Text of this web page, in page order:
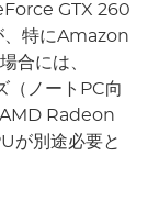
GTX 260
、特にAmazon
合には、
（ノートPC向
Radeon
が別途必要と